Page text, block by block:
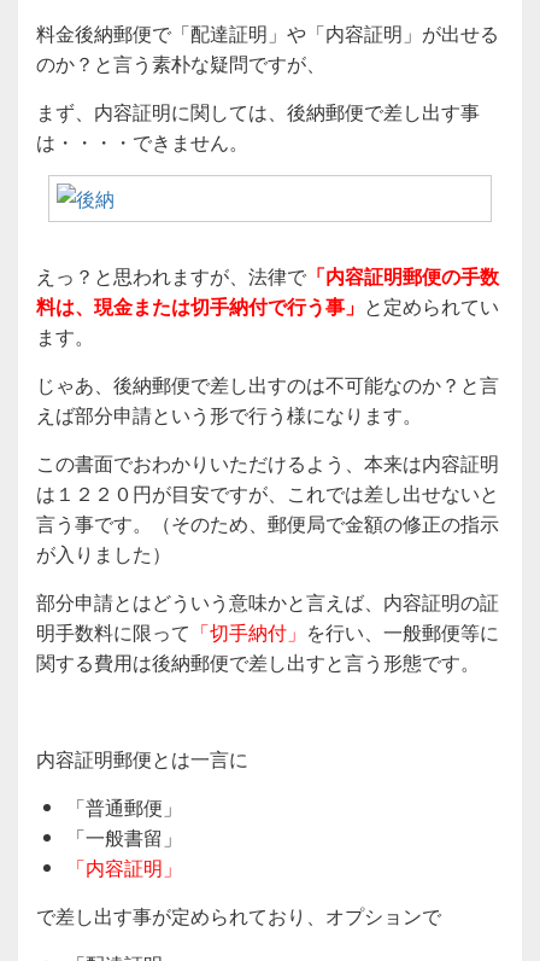
料金後納郵便で「配達証明」や「内容証明」が出せる
のか？と言う素朴な疑問ですが、
まず、内容証明に関しては、後納郵便で差し出す事
は・・・・できません。
えっ？と思われますが、法律で 「内容証明郵便の手数
料は、現金または切手納付で行う事」 と定められてい
ます。
じゃあ、後納郵便で差し出すのは不可能なのか？と言
えば部分申請という形で行う様になります。
この書面でおわかりいただけるよう、本来は内容証明
は１２２０円が目安ですが、これでは差し出せないと
言う事です。（そのため、郵便局で金額の修正の指示
が入りました）
部分申請とはどういう意味かと言えば、内容証明の証
明手数料に限って 「切手納付」 を行い、一般郵便等に
関する費用は後納郵便で差し出すと言う形態です。
内容証明郵便とは一言に
「普通郵便」
「一般書留」
「内容証明」
で差し出す事が定められており、オプションで